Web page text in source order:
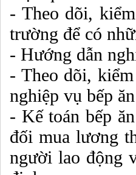
- Theo dõi,
trường để có
- Hướng dẫn
- Theo dõi,
nghiệp vụ bếp
- Kế toán bếp
đối mua lương
người lao động